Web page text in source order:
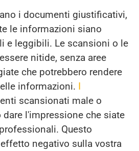
i documenti giustificativi,
le informazioni siano
e leggibili. Le scansioni o le
nitide, senza aree
che potrebbero rendere
informazioni. I
scansionati male o
l'impressione che siate
Questo
negativo sulla vostra